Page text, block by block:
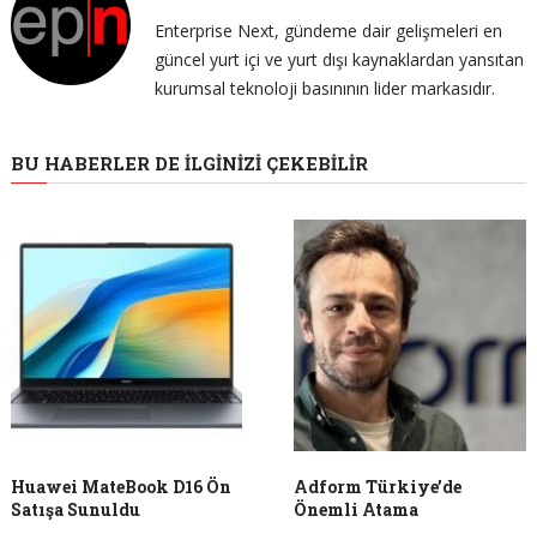
Enterprise Next, gündeme dair gelişmeleri en
güncel yurt içi ve yurt dışı kaynaklardan yansıtan
kurumsal teknoloji basınının lider markasıdır.
BU HABERLER DE İLGINIZI ÇEKEBILIR
Huawei MateBook D16 Ön
Satışa Sunuldu
Adform Türkiye’de
Önemli Atama